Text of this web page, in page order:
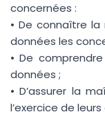
concernées :
• De connaître
données les
• De
données ;
• D’assurer la
l’exercice de